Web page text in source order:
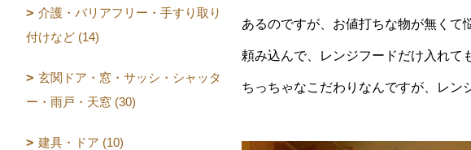
あるのですが、お値打ちな物が無くて
頼み込んで、レンジフードだけ入れて
ちっちゃなこだわりなんですが、レン
介護・バリアフリー・手すり取り
付けなど (14)
玄関ドア・窓・サッシ・シャッタ
ー・雨戸・天窓 (30)
建具・ドア (10)